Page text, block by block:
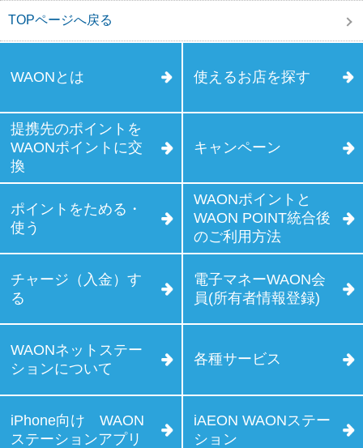
TOPページへ戻る